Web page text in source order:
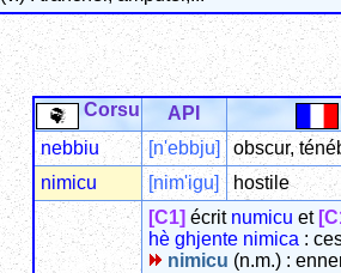
Corsu API
nebbiu
[n'ebbju]
obscur,
nimicu
[nim'igu]
hostile
[C1] écrit numicu et
hè ghjente nimica :
nimicu (n.m.) :